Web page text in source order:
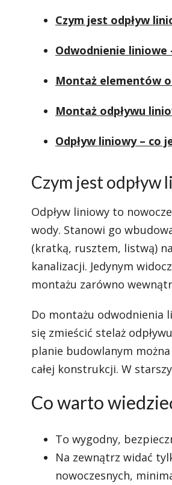
Czym jest odpływ
Odwodnienie liniowe
Montaż elementów
Montaż odpływu
Odpływ liniowy – co
Czym jest odpływ
Odpływ liniowy to
wody. Stanowi go
(kratką, rusztem, listwą)
kanalizacji. Jedynym
montażu zarówno
Do montażu odwodnienia
się zmieścić stelaż
planie budowlanym
całej konstrukcji. W
Co warto
To wygodny,
Na zewnątrz widać
nowoczesnych,